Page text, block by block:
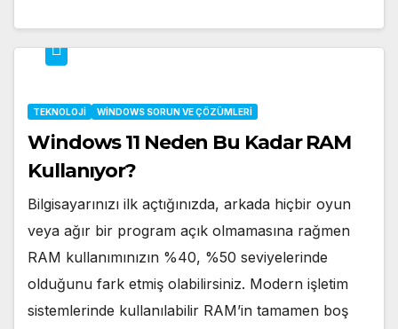
TEKNOLOJI WINDOWS SORUN VE ÇÖZÜMLERI
Windows 11 Neden Bu Kadar RAM
Kullanıyor?
Bilgisayarınızı ilk açtığınızda, arkada hiçbir oyun
veya ağır bir program açık olmamasına rağmen
RAM kullanımınızın %40, %50 seviyelerinde
olduğunu fark etmiş olabilirsiniz. Modern işletim
sistemlerinde kullanılabilir RAM’in tamamen boş